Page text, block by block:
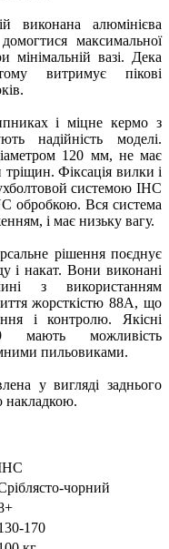
виконана алюмінієва
максимальної
мінімальній вазі. Дека
витримує пікові
і міцне кермо з
надійність моделі.
120 мм, не має
Фіксація вилки і
системою IHC
обробкою. Вся система
і має низьку вагу.
рішення поєднує
і накат. Вони виконані
з використанням
жорсткістю 88А, що
і контролю. Якісні
можливість
пильовиками.
у вигляді заднього
накладкою.
чорний
170